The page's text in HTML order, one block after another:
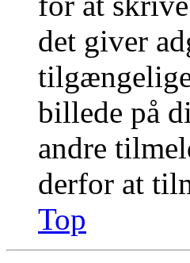
det giver
billede på
andre
derfor at
Top